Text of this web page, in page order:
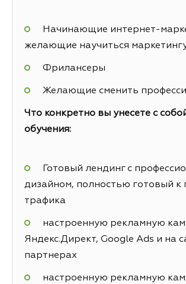
Начинающие интернет-
желающие научиться
Фрилансеры
Желающие сменить
Что конкретно вы унесете с
обучения:
Готовый лендинг с
дизайном, полностью готовый к
трафика
настроенную рекламную
Яндекс.Директ, Google Ads и на
партнерах
настроенную рекламную